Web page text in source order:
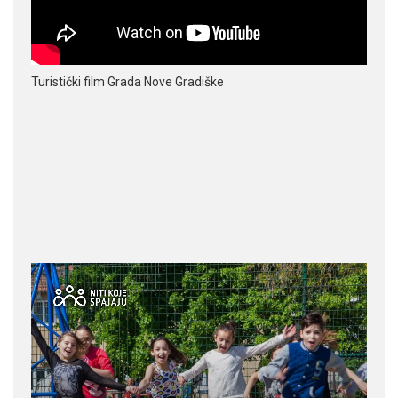
Turistički film Grada Nove Gradiške